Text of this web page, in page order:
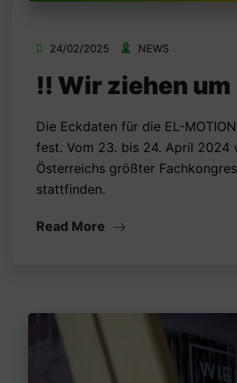
24/02/2025 NEWS
‼️ Wir ziehen um
Die Eckdaten für die EL-
fest. Vom 23. bis 24. April 2024
Österreichs größter
stattfinden.
Read More